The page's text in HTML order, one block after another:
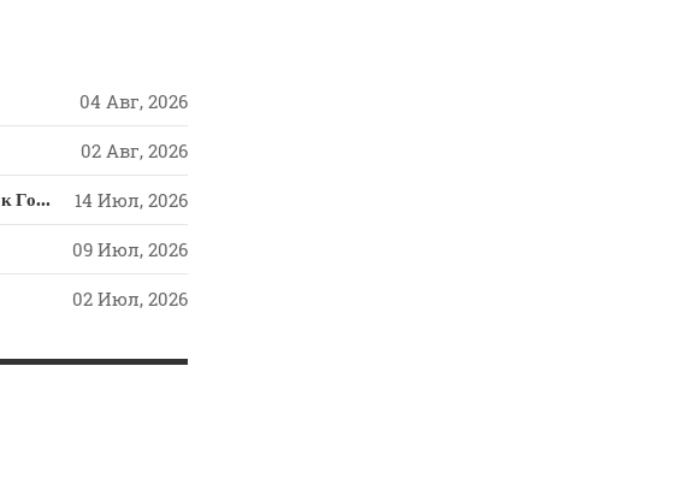
04 Авг, 2026
02 Авг, 2026
СЛОВО из СЛОВА – «Испытаем, исследуем пути свои и обратимся к Господу» 14 Июл, 2026
09 Июл, 2026
02 Июл, 2026